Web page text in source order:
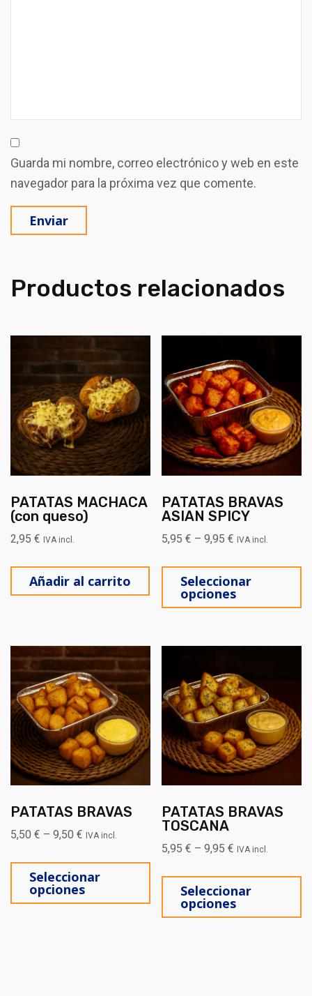
Guarda mi nombre, correo electrónico y web en este
navegador para la próxima vez que comente.
Productos relacionados
PATATAS MACHACA
(con queso)
2,95 € IVA incl.
Añadir al carrito
PATATAS BRAVAS
ASIAN SPICY
5,95€ –9,95€ IVA incl.
Seleccionar
opciones
PATATAS BRAVAS
5,50 € – 9,50 € IVA incl.
Seleccionar
opciones
Este producto tiene
PATATAS BRAVAS
TOSCANA
5,95€ –9,95€ IVA incl.
Seleccionar
opciones